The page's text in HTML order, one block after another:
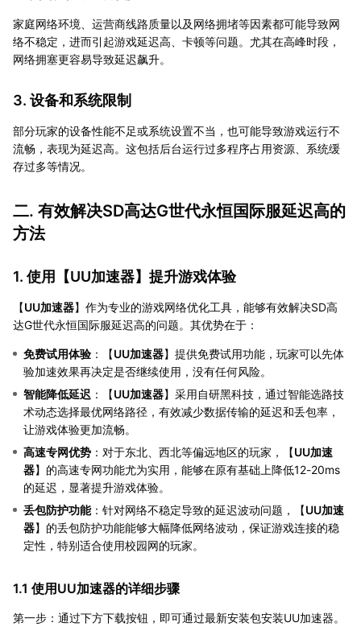
家庭网络环境、运营商线路质量以及网络拥堵等因素都可能导致网
络不稳定，进而引起游戏延迟高、卡顿等问题。尤其在高峰时段，
网络拥塞更容易导致延迟飙升。
3. 设备和系统限制
部分玩家的设备性能不足或系统设置不当，也可能导致游戏运行不
流畅，表现为延迟高。这包括后台运行过多程序占用资源、系统缓
存过多等情况。
二. 有效解决SD高达G世代永恒国际服延迟高的
方法
1. 使用【UU加速器】提升游戏体验
【UU加速器】作为专业的游戏网络优化工具，能够有效解决SD高
达G世代永恒国际服延迟高的问题。其优势在于：
免费试用体验 ：【UU加速器】提供免费试用功能，玩家可以先体
验加速效果再决定是否继续使用，没有任何风险。
智能降低延迟 ：【UU加速器】采用自研黑科技，通过智能选路技
术动态选择最优网络路径，有效减少数据传输的延迟和丢包率，
让游戏体验更加流畅。
高速专网优势 ：对于东北、西北等偏远地区的玩家，【UU加速
器】的高速专网功能尤为实用，能够在原有基础上降低12-20ms
的延迟，显著提升游戏体验。
丢包防护功能：针对网络不稳定导致的延迟波动问题，【UU加速
器】的丢包防护功能能够大幅降低网络波动，保证游戏连接的稳
定性，特别适合使用校园网的玩家。
1.1 使用UU加速器的详细步骤
第一步：通过下方下载按钮，即可通过最新安装包安装UU加速器。